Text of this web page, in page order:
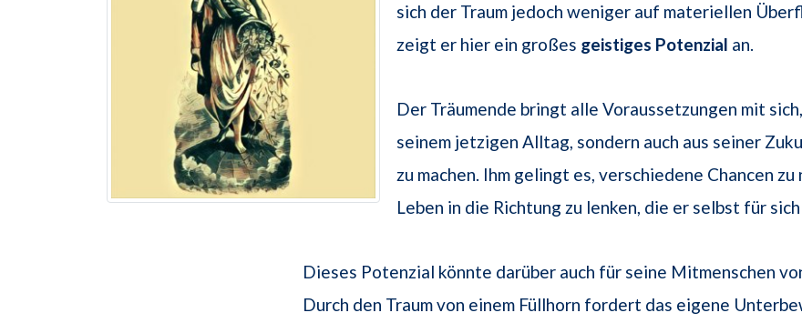
sich der Traum jedoch weniger auf materiellen
zeigt er hier ein großes geistiges Potenzial an.
Der Träumende bringt alle Voraussetzungen mit
seinem jetzigen Alltag, sondern auch aus seiner
zu machen. Ihm gelingt es, verschiedene Chancen zu
Leben in die Richtung zu lenken, die er selbst für
Dieses Potenzial könnte darüber auch für seine Mitmenschen
Durch den Traum von einem Füllhorn fordert das eigene